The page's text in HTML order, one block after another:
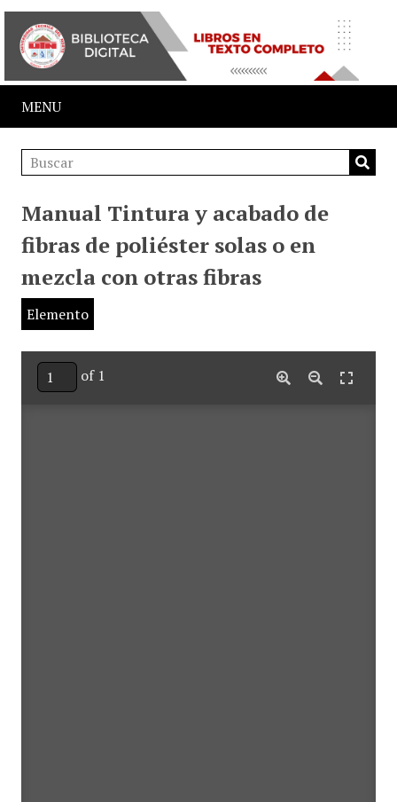
MENU
Manual Tintura y acabado de
fibras de poliéster solas o en
mezcla con otras fibras
Elemento
of 1